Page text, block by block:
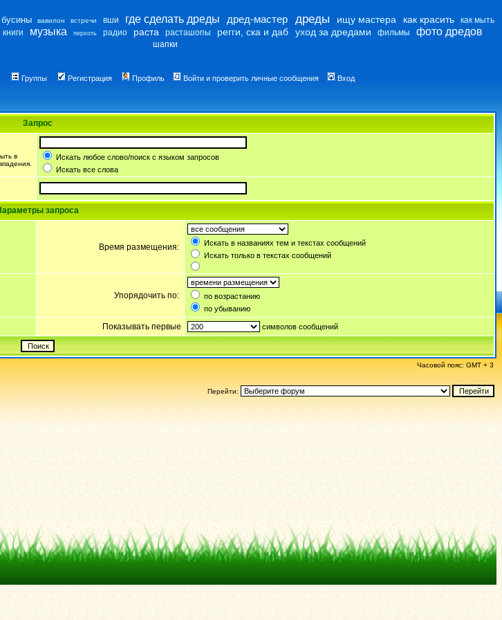
бусины вавилон встречи вши где сделать дреды дред-мастер дреды ищу мастера как красить как мыть
книги музыка перхоть радио раста расташопы регги, ска и даб уход за дредами фильмы фото дредов
шапки
Группы Регистрация Профиль Войти и проверить личные сообщения Вход
Запрос
в
Искать любое слово/поиск с языком запросов
Искать все слова
запроса
Время размещения:
Искать в названиях тем и текстах сообщений
Искать только в текстах сообщений
Упорядочить по:
по возрастанию
по убыванию
Показывать первые символов сообщений
Часовой пояс: GMT + 3
Перейти: